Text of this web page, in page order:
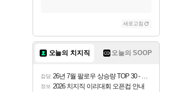
새로고침
오늘의 치지직 오늘의 SOOP
잡담 26년 7월 팔로우 상승량 TOP 30 - 월간 치지직
정보 2026 치지직 이리대회 오픈컵 안내